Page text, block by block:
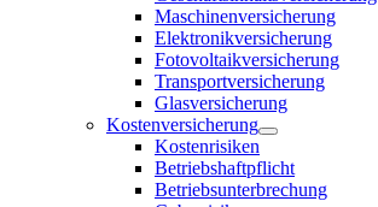
Maschinenversicherung
Elektronikversicherung
Fotovoltaikversicherung
Transportversicherung
Glasversicherung
Kostenversicherung
Kostenrisiken
Betriebshaftpflicht
Betriebsunterbrechung